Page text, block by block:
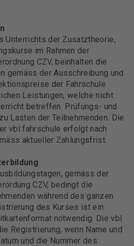
Unterrichts der Zusatztheorie,
im Rahmen der
CZV, beinhalten die
gemäss der Ausschreibung und
der Fahrschule
Leistungen, welche nicht
betreffen. Prüfungs- und
Lasten der Teilnehmenden. Die
vbl fahrschule erfolgt nach
aktueller Zahlungsfrist.
gemäss der
CZV, bedingt die
während des ganzen
des Kurses ist ein
notwendig. Die vbl
Registrierung, wenn Name und
und die Nummer des